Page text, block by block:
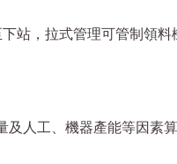
站，拉式管理可管制領料
人工、機器產能等因素